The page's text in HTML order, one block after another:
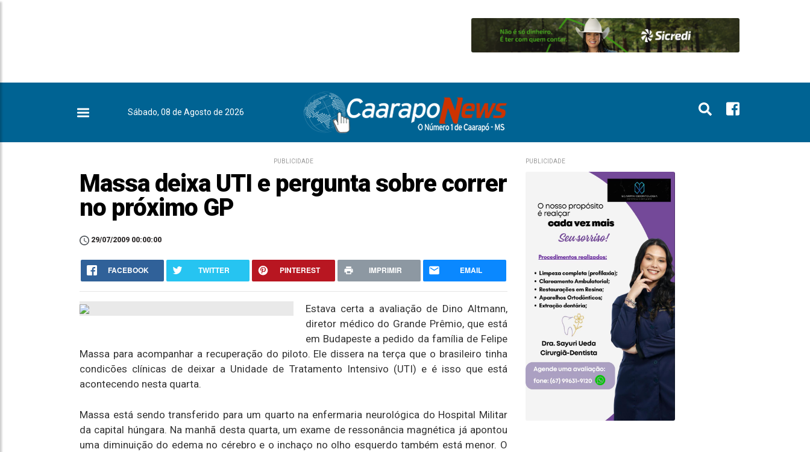
Sábado, 08 de Agosto de 2026
PUBLICIDADE
Massa deixa UTI e pergunta sobre correr
no próximo GP
29/07/2009 00:00:00
FACEBOOK TWITTER PINTEREST IMPRIMIR EMAIL
Estava certa a avaliação de Dino Altmann,
diretor médico do Grande Prêmio, que está
em Budapeste a pedido da família de Felipe
Massa para acompanhar a recuperação do piloto. Ele dissera na terça que o brasileiro tinha
condicões clínicas de deixar a Unidade de Tratamento Intensivo (UTI) e é isso que está
acontecendo nesta quarta.
Massa está sendo transferido para um quarto na enfermaria neurológica do Hospital Militar
da capital húngara. Na manhã desta quarta, um exame de ressonância magnética já apontou
uma diminuição do edema no cérebro e o inchaço no olho esquerdo também está menor. O
PUBLICIDADE